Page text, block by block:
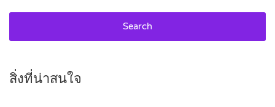
Search
สิ่งที่น่าสนใจ